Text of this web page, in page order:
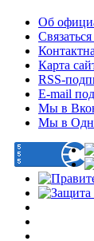
Об
Карта
RSS-
E-mail
Мы в
Мы в